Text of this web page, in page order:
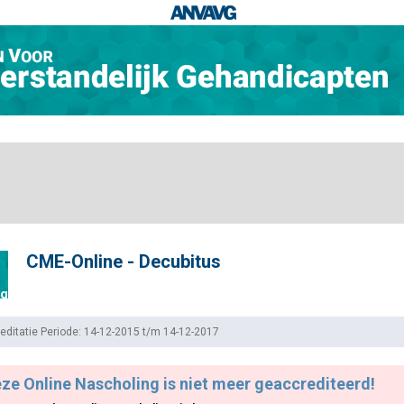
CME-Online - Decubitus
Periode: 14-12-2015 t/m 14-12-2017
Online Nascholing is niet meer geaccrediteerd!